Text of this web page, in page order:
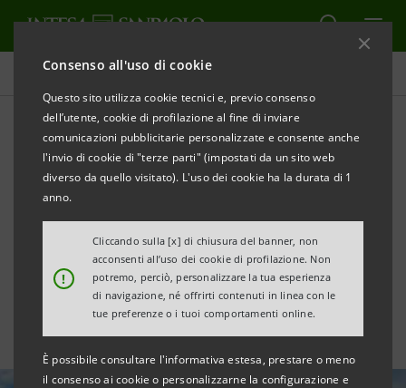
Consenso all'uso di cookie
Questo sito utilizza cookie tecnici e, previo consenso
dell’utente, cookie di profilazione al fine di inviare
comunicazioni pubblicitarie personalizzate e consente anche
l'invio di cookie di "terze parti" (impostati da un sito web
diverso da quello visitato). L'uso dei cookie ha la durata di 1
anno.
!
Cliccando sulla [x] di chiusura del banner, non
acconsenti all’uso dei cookie di profilazione. Non
potremo, perciò, personalizzare la tua esperienza
di navigazione, né offrirti contenuti in linea con le
tue preferenze o i tuoi comportamenti online.
È possibile consultare l'informativa estesa, prestare o meno
il consenso ai cookie o personalizzarne la configurazione e
Tutte le news
Finanziamento da € 20
milioni a Sanlorenzo per
progetti di crescita
sostenibile